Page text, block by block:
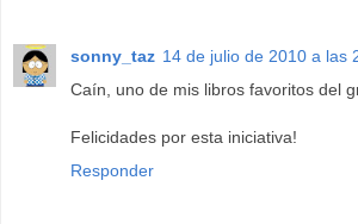
sonny_taz 14 de julio de 2010 a las
Caín, uno de mis libros favoritos del
Felicidades por esta iniciativa!
Responder